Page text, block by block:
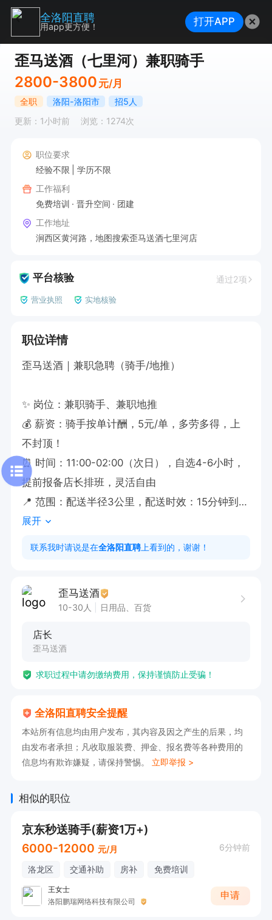
歪马送酒（七里河）兼职骑手
2800-3800 元/月
全职 洛阳-洛阳市
招5人
更新：1小时前
浏览：1274次
职位要求
经验不限
学历不限
工作福利
免费培训
晋升空间
团建
工作地址
涧西区黄河路，地图搜索歪马送酒七里河店
平台核验 通过2项
营业执照 实地核验
职位详情
歪马送酒｜兼职急聘（骑手/地推）
✨ 岗位：兼职骑手、兼职地推
💰 薪资：骑手按单计酬，5元/单，多劳多得，上
不封顶！
⏰ 时间：11:00-02:00（次日），自选4-6小时，
提前报备店长排班，灵活自由
📍 范围：配送半径3公里，配送时效：15分钟到
店、25分钟送达
📌 要求：骑手需自配电动车，熟悉本地路线，有
展开
联系我时请说是在全洛阳直聘 上看到的，谢谢！
歪马送酒
10-30人 日用品、百货
店长
歪马送酒
求职过程中请勿缴纳费用，保持谨慎防止受骗！
全洛阳直聘安全提醒
本站所有信息均由用户发布，其内容及因之产生的后果，均
由发布者承担；凡收取服装费、押金、报名费等各种费用的
信息均有欺诈嫌疑，请保持警惕。 立即举报 >
相似的职位
京东秒送骑手(薪资1万+)
6000-12000 元/月 6分钟前
洛龙区 交通补助 房补 免费培训
王女士
洛阳鹏瑞网络科技有限公司
申请
全洛阳直聘
用app更方便！ 打开APP